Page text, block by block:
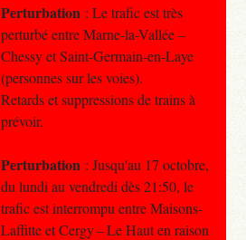
Perturbation : Le trafic est très
perturbé entre Marne-la-Vallée –
Chessy et Saint-Germain-en-Laye
(personnes sur les voies).
Retards et suppressions de trains à
prévoir.
Perturbation : Jusqu'au 17 octobre,
du lundi au vendredi dès 21:50, le
trafic est interrompu entre Maisons-
Laffitte et Cergy – Le Haut en raison